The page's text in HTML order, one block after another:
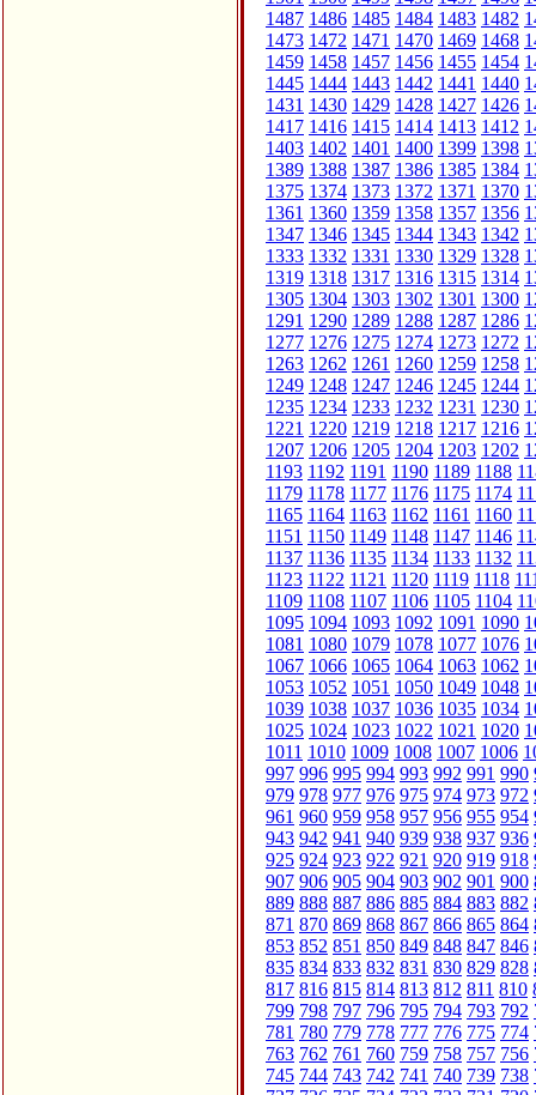
1487 1486 1485 1484 1483 1482
1473 1472 1471 1470 1469 1468
1459 1458 1457 1456 1455 1454
1445 1444 1443 1442 1441 1440
1431 1430 1429 1428 1427 1426
1417 1416 1415 1414 1413 1412
1403 1402 1401 1400 1399 1398
1389 1388 1387 1386 1385 1384
1375 1374 1373 1372 1371 1370
1361 1360 1359 1358 1357 1356
1347 1346 1345 1344 1343 1342
1333 1332 1331 1330 1329 1328
1319 1318 1317 1316 1315 1314
1305 1304 1303 1302 1301 1300
1291 1290 1289 1288 1287 1286
1277 1276 1275 1274 1273 1272
1263 1262 1261 1260 1259 1258
1249 1248 1247 1246 1245 1244
1235 1234 1233 1232 1231 1230
1221 1220 1219 1218 1217 1216
1207 1206 1205 1204 1203 1202
1193 1192 1191 1190 1189 1188
1179 1178 1177 1176 1175 1174
1165 1164 1163 1162 1161 1160
1151 1150 1149 1148 1147 1146
1137 1136 1135 1134 1133 1132
1123 1122 1121 1120 1119 1118
1109 1108 1107 1106 1105 1104
1095 1094 1093 1092 1091 1090
1081 1080 1079 1078 1077 1076
1067 1066 1065 1064 1063 1062
1053 1052 1051 1050 1049 1048
1039 1038 1037 1036 1035 1034
1025 1024 1023 1022 1021 1020
1011 1010 1009 1008 1007 1006
997 996 995 994 993 992 991 990
979 978 977 976 975 974 973 972
961 960 959 958 957 956 955 954
943 942 941 940 939 938 937 936
925 924 923 922 921 920 919 918
907 906 905 904 903 902 901 900
889 888 887 886 885 884 883 882
871 870 869 868 867 866 865 864
853 852 851 850 849 848 847 846
835 834 833 832 831 830 829 828
817 816 815 814 813 812 811 810
799 798 797 796 795 794 793 792
781 780 779 778 777 776 775 774
763 762 761 760 759 758 757 756
745 744 743 742 741 740 739 738